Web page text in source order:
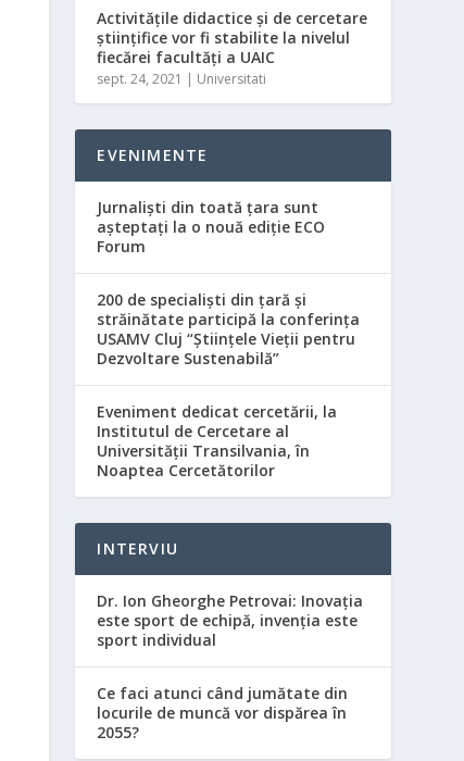
Activităţile didactice şi de cercetare
ştiinţifice vor fi stabilite la nivelul
fiecărei facultăţi a UAIC
sept. 24, 2021 | Universitati
EVENIMENTE
Jurnaliști din toată țara sunt
așteptați la o nouă ediție ECO
Forum
200 de specialişti din ţară şi
străinătate participă la conferinţa
USAMV Cluj “Ştiinţele Vieţii pentru
Dezvoltare Sustenabilă”
Eveniment dedicat cercetării, la
Institutul de Cercetare al
Universităţii Transilvania, în
Noaptea Cercetătorilor
INTERVIU
Dr. Ion Gheorghe Petrovai: Inovația
este sport de echipă, invenția este
sport individual
Ce faci atunci când jumătate din
locurile de muncă vor dispărea în
2055?